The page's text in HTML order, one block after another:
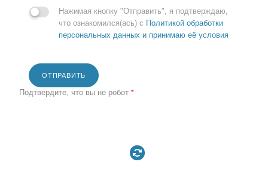
Нажимая кнопку "Отправить", я подтверждаю,
что ознакомился(ась) с Политикой обработки
персональных данных и принимаю её условия
ОТПРАВИТЬ
Подтвердите, что вы не робот *